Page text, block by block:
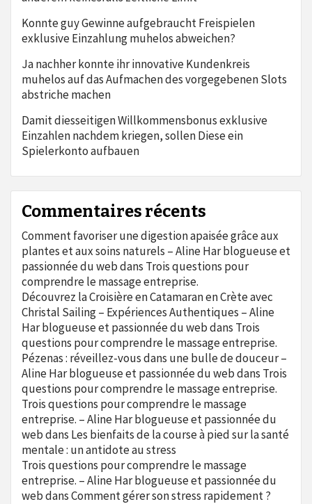
Konnte guy Gewinne aufgebraucht Freispielen
exklusive Einzahlung muhelos abweichen?
Ja nachher konnte ihr innovative Kundenkreis
muhelos auf das Aufmachen des vorgegebenen Slots
abstriche machen
Damit diesseitigen Willkommensbonus exklusive
Einzahlen nachdem kriegen, sollen Diese ein
Spielerkonto aufbauen
Commentaires récents
Comment favoriser une digestion apaisée grâce aux
plantes et aux soins naturels – Aline Har blogueuse et
passionnée du webdans Trois questions pour
comprendre le massage entreprise.
Découvrez la Croisière en Catamaran en Crète avec
Christal Sailing – Expériences Authentiques – Aline
Har blogueuse et passionnée du webdans Trois
questions pour comprendre le massage entreprise.
Pézenas : réveillez-vous dans une bulle de douceur –
Aline Har blogueuse et passionnée du webdans Trois
questions pour comprendre le massage entreprise.
Trois questions pour comprendre le massage
entreprise. – Aline Har blogueuse et passionnée du
webdans Les bienfaits de la course à pied sur la santé
mentale : un antidote au stress
Trois questions pour comprendre le massage
entreprise. – Aline Har blogueuse et passionnée du
webdansComment gérer son stress rapidement ?